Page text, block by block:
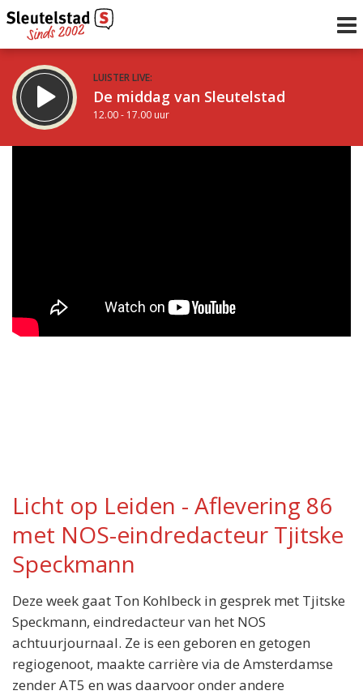
LUISTER LIVE:
De middag van Sleutelstad
12.00 - 17.00 uur
Licht op Leiden - Aflevering 86
met NOS-eindredacteur Tjitske
Speckmann
Deze week gaat Ton Kohlbeck in gesprek met Tjitske
Speckmann, eindredacteur van het NOS
achtuurjournaal. Ze is een geboren en getogen
regiogenoot, maakte carrière via de Amsterdamse
zender AT5 en was daarvoor onder andere